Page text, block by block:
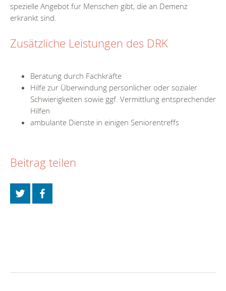
spezielle Angebot für Menschen gibt, die an Demenz
erkrankt sind.
Zusätzliche Leistungen des DRK
Beratung durch Fachkräfte
Hilfe zur Überwindung persönlicher oder sozialer
Schwierigkeiten sowie ggf. Vermittlung entsprechender
Hilfen
ambulante Dienste in einigen Seniorentreffs
Beitrag teilen